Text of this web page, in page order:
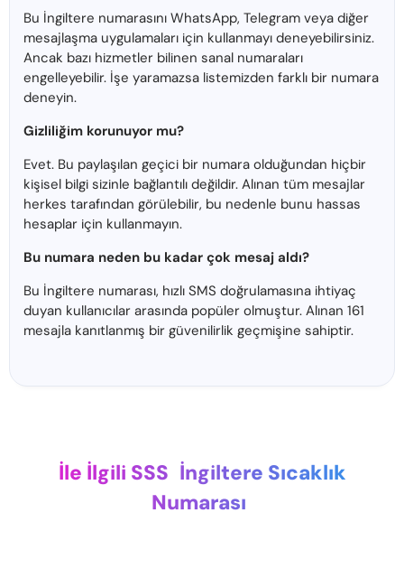
Bu İngiltere numarasını WhatsApp, Telegram veya diğer
mesajlaşma uygulamaları için kullanmayı deneyebilirsiniz.
Ancak bazı hizmetler bilinen sanal numaraları
engelleyebilir. İşe yaramazsa listemizden farklı bir numara
deneyin.
Gizliliğim korunuyor mu?
Evet. Bu paylaşılan geçici bir numara olduğundan hiçbir
kişisel bilgi sizinle bağlantılı değildir. Alınan tüm mesajlar
herkes tarafından görülebilir, bu nedenle bunu hassas
hesaplar için kullanmayın.
Bu numara neden bu kadar çok mesaj aldı?
Bu İngiltere numarası, hızlı SMS doğrulamasına ihtiyaç
duyan kullanıcılar arasında popüler olmuştur. Alınan 161
mesajla kanıtlanmış bir güvenilirlik geçmişine sahiptir.
İle İlgili SSS İngiltere Sıcaklık
Numarası